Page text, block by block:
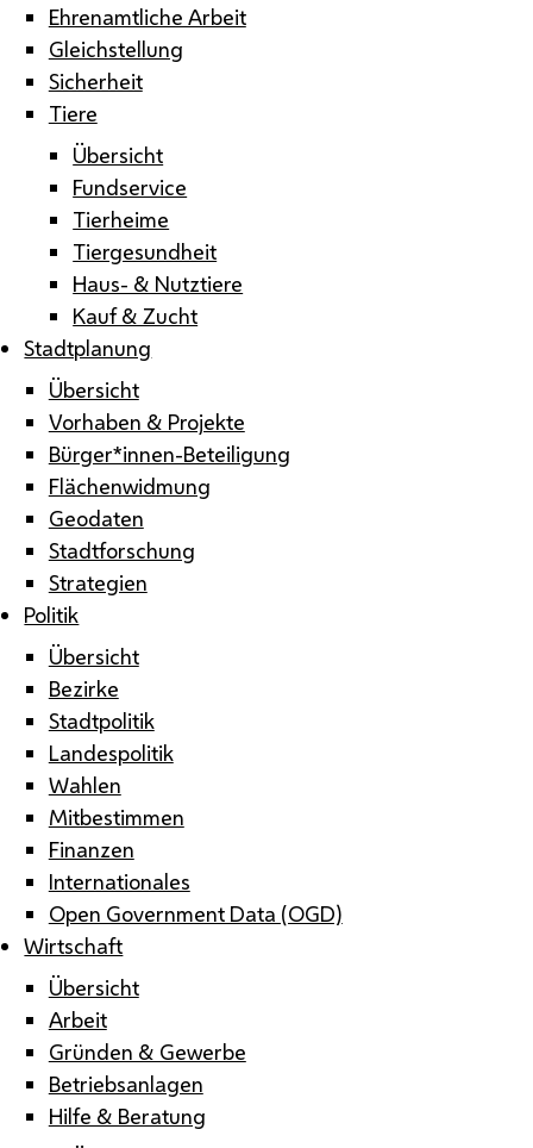
Ehrenamtliche Arbeit
Gleichstellung
Sicherheit
Tiere
Übersicht
Fundservice
Tierheime
Tiergesundheit
Haus- & Nutztiere
Kauf & Zucht
Stadtplanung
Übersicht
Vorhaben & Projekte
Bürger*innen-Beteiligung
Flächenwidmung
Geodaten
Stadtforschung
Strategien
Politik
Übersicht
Bezirke
Stadtpolitik
Landespolitik
Wahlen
Mitbestimmen
Finanzen
Internationales
Open Government Data (OGD)
Wirtschaft
Übersicht
Arbeit
Gründen & Gewerbe
Betriebsanlagen
Hilfe & Beratung